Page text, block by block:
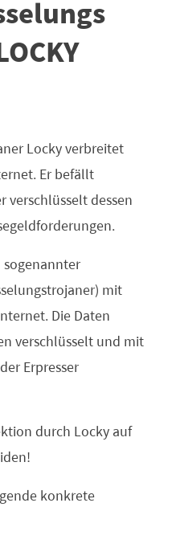
Locky verbreitet
Er befällt
verschlüsselt dessen
sogenannter
mit
Die Daten
verschlüsselt und mit
Erpresser
durch Locky auf
konkrete